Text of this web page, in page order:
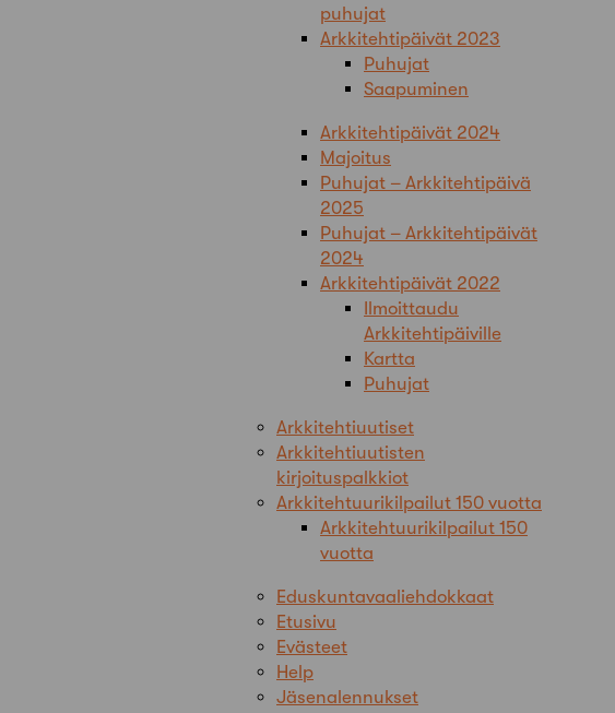
puhujat
Arkkitehtipäivät 2023
Puhujat
Saapuminen
Arkkitehtipäivät 2024
Majoitus
Puhujat – Arkkitehtipäivä
2025
Puhujat – Arkkitehtipäivät
2024
Arkkitehtipäivät 2022
Ilmoittaudu
Arkkitehtipäiville
Kartta
Puhujat
Arkkitehtiuutiset
Arkkitehtiuutisten
kirjoituspalkkiot
Arkkitehtuurikilpailut 150 vuotta
Arkkitehtuurikilpailut 150
vuotta
Eduskuntavaaliehdokkaat
Etusivu
Evästeet
Help
Jäsenalennukset